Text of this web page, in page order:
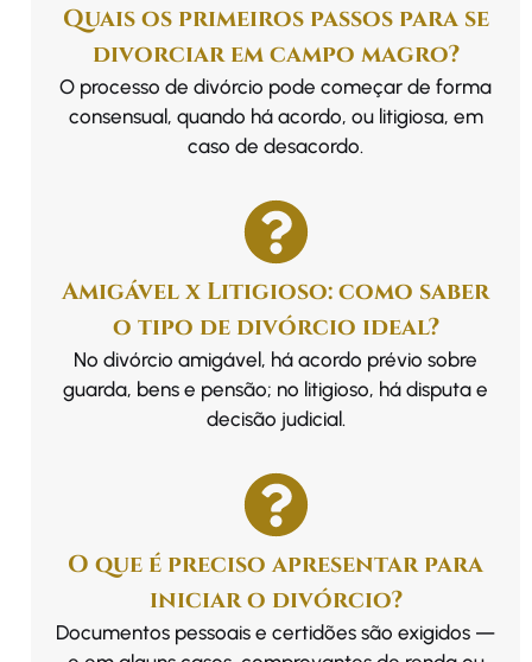
Quais os primeiros passos para se
divorciar em campo magro?
O processo de divórcio pode começar de forma
consensual, quando há acordo, ou litigiosa, em
caso de desacordo.
Amigável x Litigioso: como saber
o tipo de divórcio ideal?
No divórcio amigável, há acordo prévio sobre
guarda, bens e pensão; no litigioso, há disputa e
decisão judicial.
O que é preciso apresentar para
iniciar o divórcio?
Documentos pessoais e certidões são exigidos —